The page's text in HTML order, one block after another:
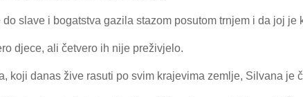
slave i bogatstva gazila stazom posutom trnjem i da joj je
djece, ali četvero ih nije preživjelo.
koji danas žive rasuti po svim krajevima zemlje, Silvana je